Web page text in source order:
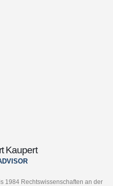
Kaupert
1984 Rechtswissenschaften an der